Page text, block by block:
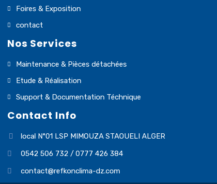
Foires & Exposition
contact
Nos Services
Maintenance & Pièces détachées
Etude & Réalisation
Support & Documentation Téchnique
Contact Info
local N°01 LSP MIMOUZA STAOUELI ALGER
0542 506 732 / 0777 426 384
contact@refkonclima-dz.com